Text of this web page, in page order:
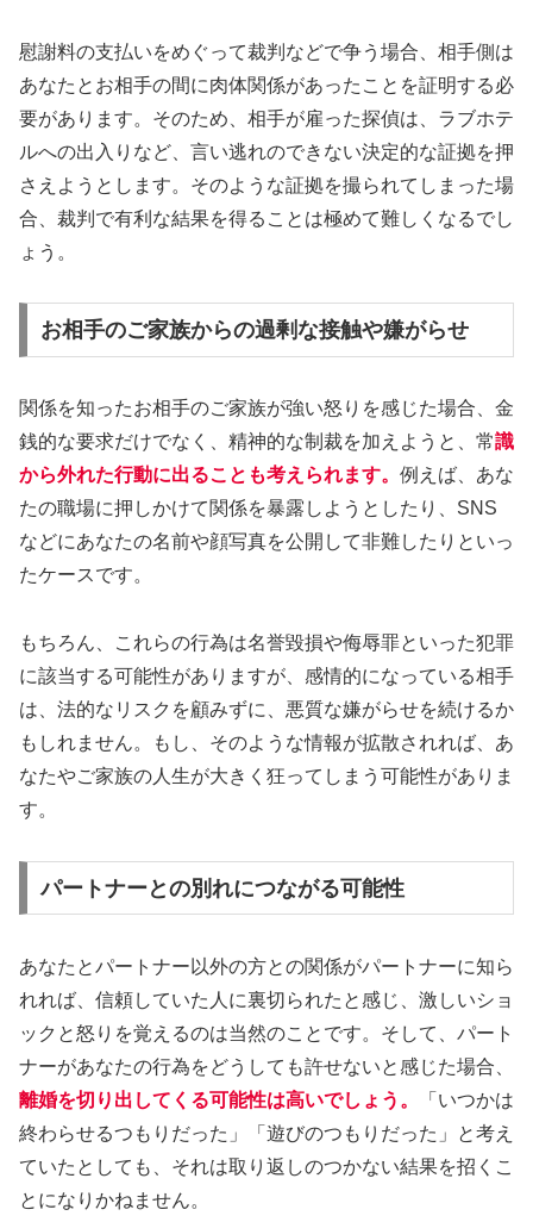
慰謝料の支払いをめぐって裁判などで争う場合、相手側は
あなたとお相手の間に肉体関係があったことを証明する必
要があります。そのため、相手が雇った探偵は、ラブホテ
ルへの出入りなど、言い逃れのできない決定的な証拠を押
さえようとします。そのような証拠を撮られてしまった場
合、裁判で有利な結果を得ることは極めて難しくなるでし
ょう。
お相手のご家族からの過剰な接触や嫌がらせ
関係を知ったお相手のご家族が強い怒りを感じた場合、金
銭的な要求だけでなく、精神的な制裁を加えようと、常識
から外れた行動に出ることも考えられます。 例えば、あな
たの職場に押しかけて関係を暴露しようとしたり、SNS
などにあなたの名前や顔写真を公開して非難したりといっ
たケースです。
もちろん、これらの行為は名誉毀損や侮辱罪といった犯罪
に該当する可能性がありますが、感情的になっている相手
は、法的なリスクを顧みずに、悪質な嫌がらせを続けるか
もしれません。もし、そのような情報が拡散されれば、あ
なたやご家族の人生が大きく狂ってしまう可能性がありま
す。
パートナーとの別れにつながる可能性
あなたとパートナー以外の方との関係がパートナーに知ら
れれば、信頼していた人に裏切られたと感じ、激しいショ
ックと怒りを覚えるのは当然のことです。そして、パート
ナーがあなたの行為をどうしても許せないと感じた場合、
離婚を切り出してくる可能性は高いでしょう。
「いつかは
終わらせるつもりだった」「遊びのつもりだった」と考え
ていたとしても、それは取り返しのつかない結果を招くこ
とになりかねません。